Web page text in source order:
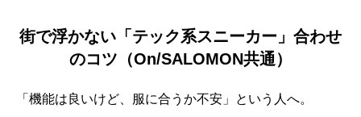
街で浮かない「テック系スニーカー」合わせ
のコツ（On/SALOMON共通）
「機能は良いけど、服に合うか不安」という人へ。